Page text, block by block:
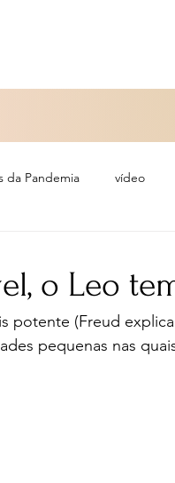
da Pandemia vídeo
o Leo
potente (Freud
pequenas nas